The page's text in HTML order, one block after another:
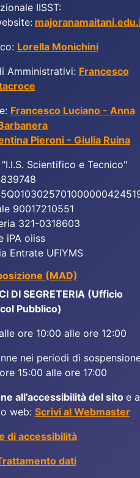
IISST:
Lorella Monichini
Amministrativi: Francesco
Francesco Luciano - Anna
Pieroni - Giulia Ruina
Scientifico e Tecnico"
90017210551
321-0318603
iPA oiiss
Entrate UFIYMS
(MAD)
DI SEGRETERIA (Ufficio
Pubblico)
ore 10:00 alle ore 12:00
nei periodi di
15:00 alle ore 17:00
all’accessibilità del sito e a
web: Scrivi al Webmaster
di accessibilità
dati